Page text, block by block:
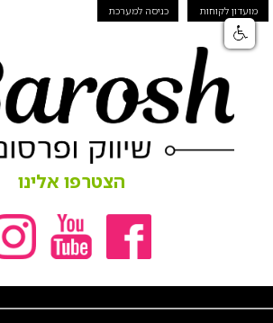
מועדון לקוחות כניסה למערכת
הצטרפו אלינו